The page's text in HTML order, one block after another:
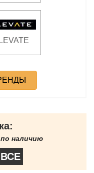
по наличию
ВСЕ